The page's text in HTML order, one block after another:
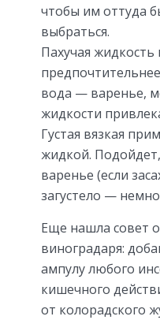
чтобы им оттуда
выбраться.
Пахучая
вода — варенье,
жидкости
Густая вязкая
жидкой.
варенье (если
загустело —
Еще нашла совет
виноградаря:
ампулу любого
кишечного
от колорадского